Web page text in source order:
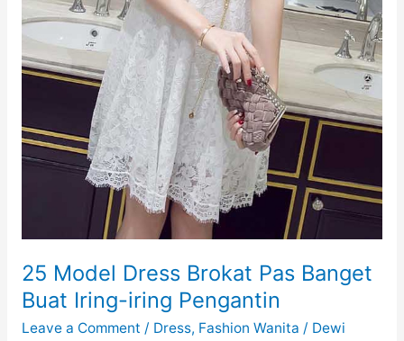
25 Model Dress Brokat Pas Banget
Buat Iring-iring Pengantin
Leave a Comment / Dress, Fashion Wanita / Dewi